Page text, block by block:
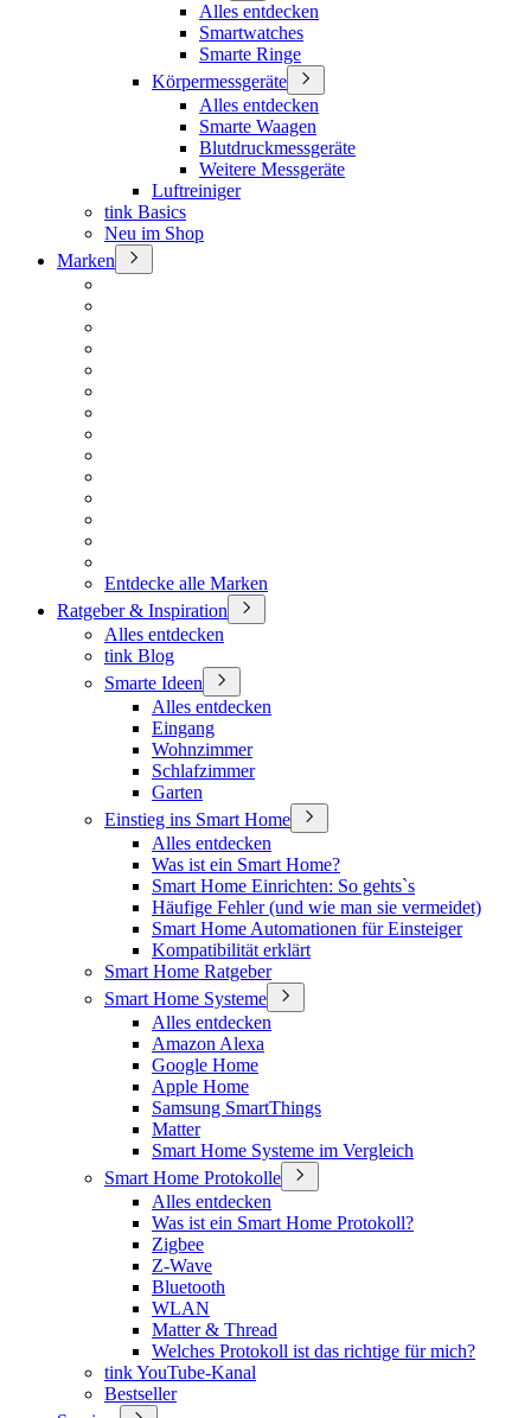
Alles entdecken
Smartwatches
Smarte Ringe
Körpermessgeräte
Alles entdecken
Smarte Waagen
Blutdruckmessgeräte
Weitere Messgeräte
Luftreiniger
tink Basics
Neu im Shop
Marken
Entdecke alle Marken
Ratgeber & Inspiration
Alles entdecken
tink Blog
Smarte Ideen
Alles entdecken
Eingang
Wohnzimmer
Schlafzimmer
Garten
Einstieg ins Smart Home
Alles entdecken
Was ist ein Smart Home?
Smart Home Einrichten: So gehts`s
Häufige Fehler (und wie man sie vermeidet)
Smart Home Automationen für Einsteiger
Kompatibilität erklärt
Smart Home Ratgeber
Smart Home Systeme
Alles entdecken
Amazon Alexa
Google Home
Apple Home
Samsung SmartThings
Matter
Smart Home Systeme im Vergleich
Smart Home Protokolle
Alles entdecken
Was ist ein Smart Home Protokoll?
Zigbee
Z-Wave
Bluetooth
WLAN
Matter & Thread
Welches Protokoll ist das richtige für mich?
tink YouTube-Kanal
Bestseller